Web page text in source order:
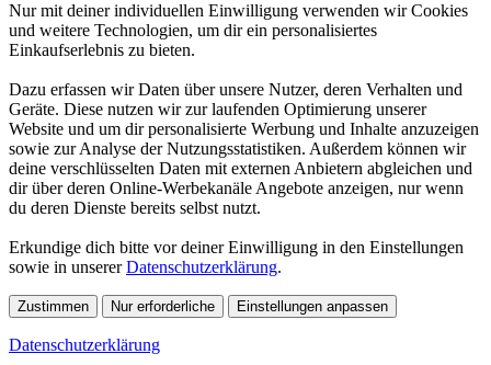
Nur mit deiner individuellen Einwilligung verwenden wir Cookies
und weitere Technologien, um dir ein personalisiertes
Einkaufserlebnis zu bieten.
Dazu erfassen wir Daten über unsere Nutzer, deren Verhalten und
Geräte. Diese nutzen wir zur laufenden Optimierung unserer
Website und um dir personalisierte Werbung und Inhalte anzuzeigen
sowie zur Analyse der Nutzungsstatistiken. Außerdem können wir
deine verschlüsselten Daten mit externen Anbietern abgleichen und
dir über deren Online-Werbekanäle Angebote anzeigen, nur wenn
du deren Dienste bereits selbst nutzt.
Erkundige dich bitte vor deiner Einwilligung in den Einstellungen
sowie in unsererDatenschutzerklärung.
Zustimmen Nur erforderliche Einstellungen anpassen
Datenschutzerklärung